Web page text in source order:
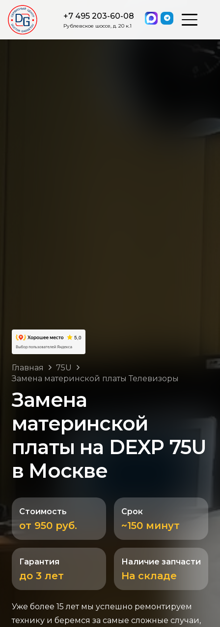
+7 495 203-60-08
Рублевское шоссе, д. 20 к.1
Главная
75U
Замена материнской платы Телевизоры
Замена
материнской
платы на DEXP 75U
в Москве
Стоимость
от 950 руб.
Срок
~150 минут
Гарантия
до 3 лет
Наличие запчасти
На складе
Уже более 15 лет мы успешно ремонтируем
технику и беремся за самые сложные случаи,